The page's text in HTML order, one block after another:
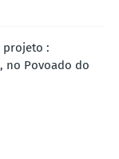
projeto :
no Povoado do